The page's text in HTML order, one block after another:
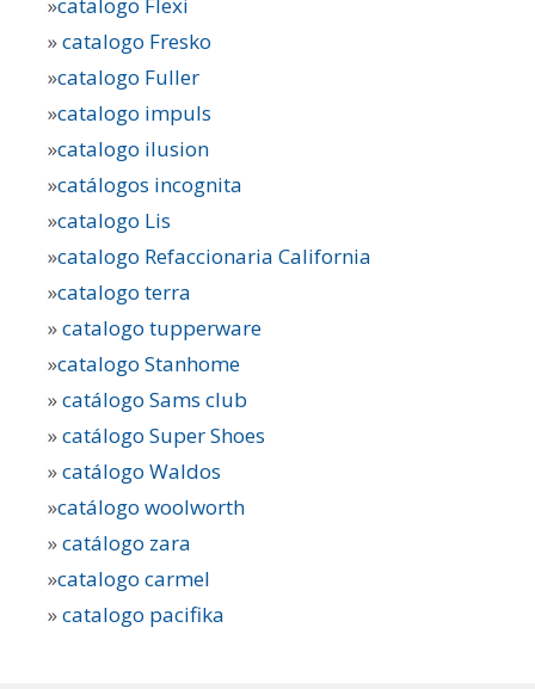
»catalogo Flexi
»catalogo Fresko
»catalogo Fuller
»catalogo impuls
»catalogo ilusion
»catálogos incognita
»catalogo Lis
»catalogo Refaccionaria California
»catalogo terra
»catalogo tupperware
»catalogo Stanhome
»catálogo Sams club
»catálogo Super Shoes
»catálogo Waldos
»catálogo woolworth
»catálogo zara
»catalogo carmel
»catalogo pacifika